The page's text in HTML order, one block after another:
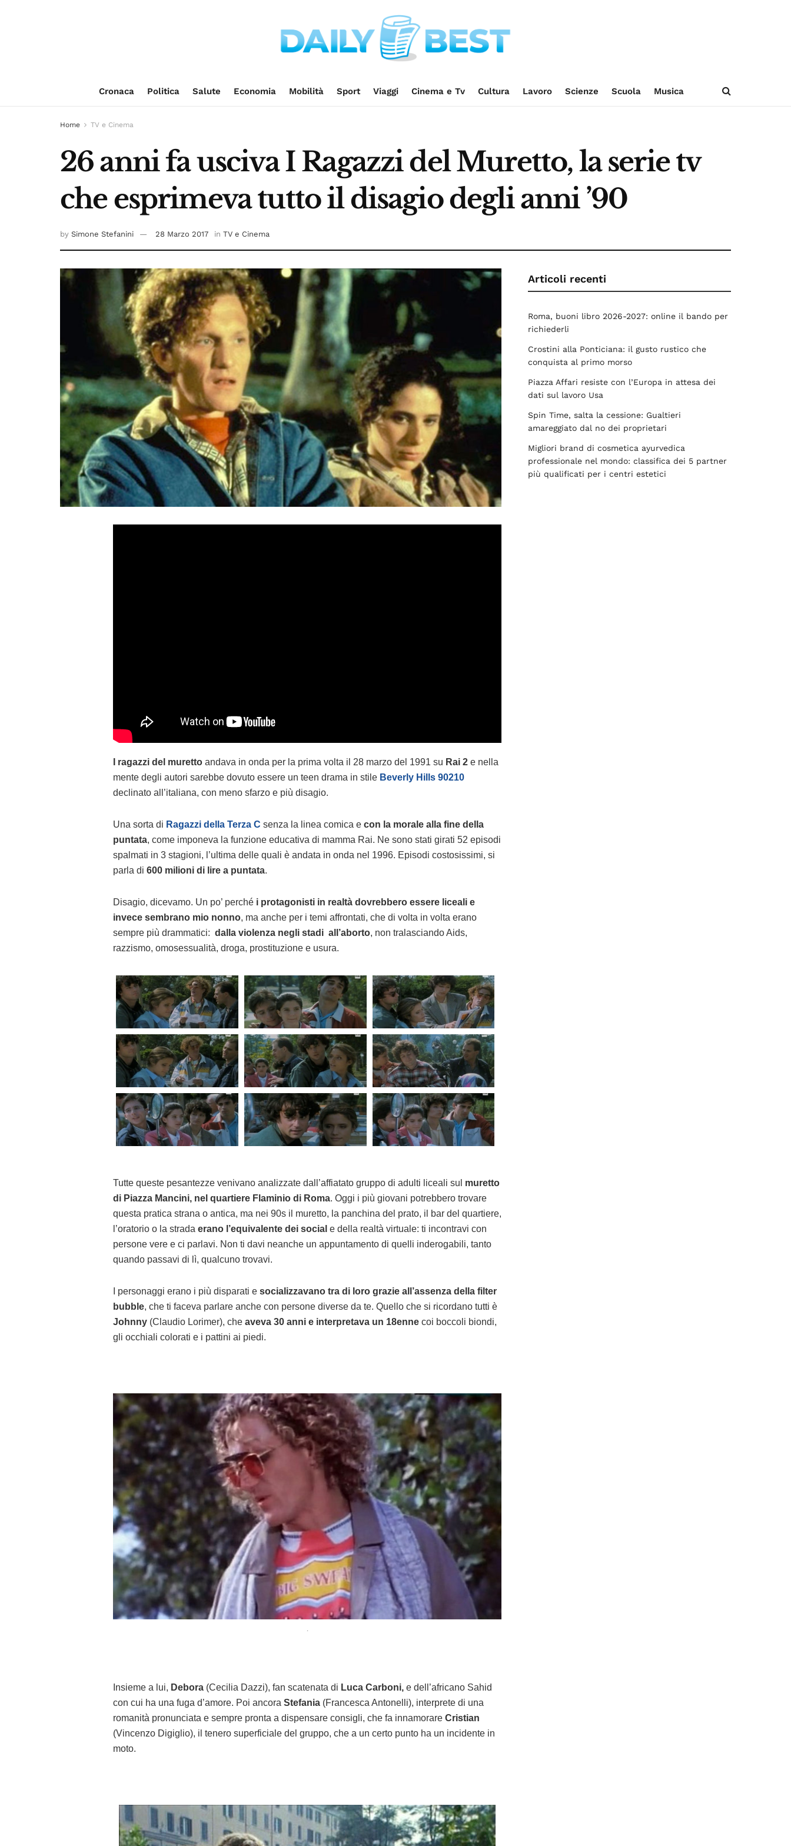
Cronaca Politica Salute Economia Mobilità Sport Viaggi Cinema e Tv Cultura Lavoro Scienze Scuola Musica
Home TV e Cinema
26 anni fa usciva I Ragazzi del Muretto, la serie tv
che esprimeva tutto il disagio degli anni ’90
by Simone Stefanini 28 Marzo 2017 in TV e Cinema
I ragazzi del muretto andava in onda per la prima volta il 28 marzo del 1991 su Rai 2 e nella
mente degli autori sarebbe dovuto essere un teen drama in stile Beverly Hills 90210
declinato all’italiana, con meno sfarzo e più disagio.
Una sorta di Ragazzi della Terza C senza la linea comica e con la morale alla fine della
puntata, come imponeva la funzione educativa di mamma Rai. Ne sono stati girati 52 episodi
spalmati in 3 stagioni, l’ultima delle quali è andata in onda nel 1996. Episodi costosissimi, si
parla di 600 milioni di lire a puntata.
Disagio, dicevamo. Un po’ perché i protagonisti in realtà dovrebbero essere liceali e
invece sembrano mio nonno, ma anche per i temi affrontati, che di volta in volta erano
sempre più drammatici: dalla violenza negli stadi all’aborto, non tralasciando Aids,
razzismo, omosessualità, droga, prostituzione e usura.
Tutte queste pesantezze venivano analizzate dall’affiatato gruppo di adulti liceali sul muretto
di Piazza Mancini, nel quartiere Flaminio di Roma. Oggi i più giovani potrebbero trovare
questa pratica strana o antica, ma nei 90s il muretto, la panchina del prato, il bar del quartiere,
l’oratorio o la strada erano l’equivalente dei social e della realtà virtuale: ti incontravi con
persone vere e ci parlavi. Non ti davi neanche un appuntamento di quelli inderogabili, tanto
quando passavi di lì, qualcuno trovavi.
I personaggi erano i più disparati e socializzavano tra di loro grazie all’assenza della filter
bubble, che ti faceva parlare anche con persone diverse da te. Quello che si ricordano tutti è
Johnny (Claudio Lorimer), che aveva 30 anni e interpretava un 18enne coi boccoli biondi,
gli occhiali colorati e i pattini ai piedi.
.
Insieme a lui, Debora (Cecilia Dazzi), fan scatenata di Luca Carboni, e dell’africano Sahid
con cui ha una fuga d’amore. Poi ancora Stefania (Francesca Antonelli), interprete di una
romanità pronunciata e sempre pronta a dispensare consigli, che fa innamorare Cristian
(Vincenzo Digiglio), il tenero superficiale del gruppo, che a un certo punto ha un incidente in
moto.
Articoli recenti
Roma, buoni libro 2026-2027: online il bando per
richiederli
Crostini alla Ponticiana: il gusto rustico che
conquista al primo morso
Piazza Affari resiste con l’Europa in attesa dei
dati sul lavoro Usa
Spin Time, salta la cessione: Gualtieri
amareggiato dal no dei proprietari
Migliori brand di cosmetica ayurvedica
professionale nel mondo: classifica dei 5 partner
più qualificati per i centri estetici